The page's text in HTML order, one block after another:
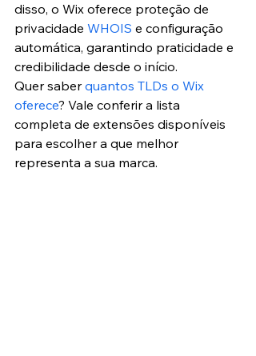
disso, o Wix oferece proteção de
privacidade WHOIS e configuração
automática, garantindo praticidade e
credibilidade desde o início.
Quer saber quantos TLDs o Wix
oferece? Vale conferir a lista
completa de extensões disponíveis
para escolher a que melhor
representa a sua marca.